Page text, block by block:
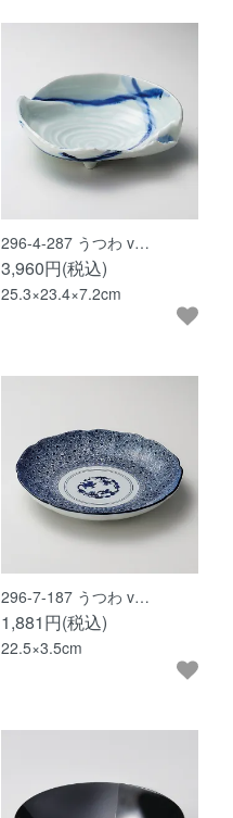
296-4-287 うつわ v…
3,960円(税込)
25.3×23.4×7.2cm
296-7-187 うつわ v…
1,881円(税込)
22.5×3.5cm